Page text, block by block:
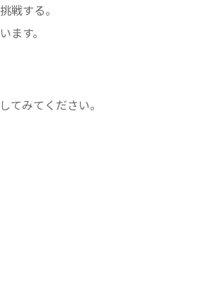
戦する。
ます。
てみてください。